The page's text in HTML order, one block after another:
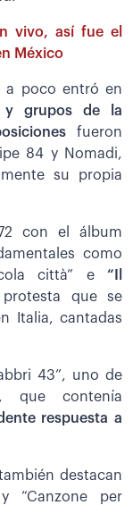
vivo, así fue el
México
a poco entró en
y grupos de la
fueron
84 y Nomadi,
su propia
con el álbum
como
città” e“Il
que se
Italia, cantadas
43”, uno de
que contenía
respuesta a
destacan
y “Canzone per